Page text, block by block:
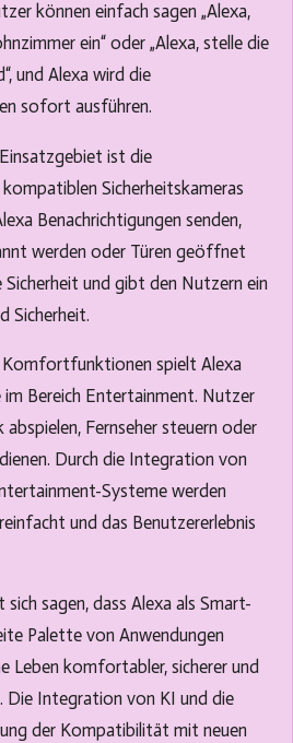
können einfach sagen „Alexa,
ein“ oder „Alexa, stelle die
und Alexa wird die
sofort ausführen.
ist die
Sicherheitskameras
Benachrichtigungen senden,
werden oder Türen geöffnet
und gibt den Nutzern ein
Sicherheit.
Komfortfunktionen spielt Alexa
im Bereich Entertainment. Nutzer
Fernseher steuern oder
Durch die Integration von
Systeme werden
und das Benutzererlebnis
sagen, dass Alexa als Smart-
Palette von Anwendungen
Leben komfortabler, sicherer und
Die Integration von KI und die
der Kompatibilität mit neuen